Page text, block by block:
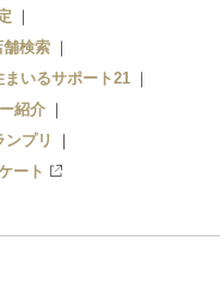
舗検索
まいるサポート21
紹介
ンプリ
ート